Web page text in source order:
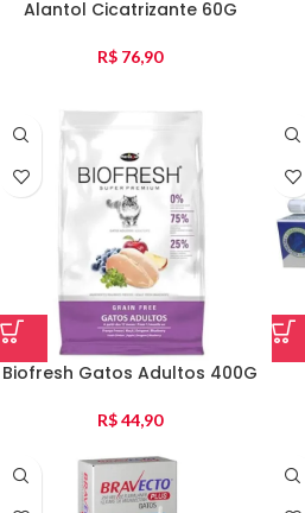
Alantol Cicatrizante 60G
R$ 76,90
Biofresh Gatos Adultos 400G
R$44,90